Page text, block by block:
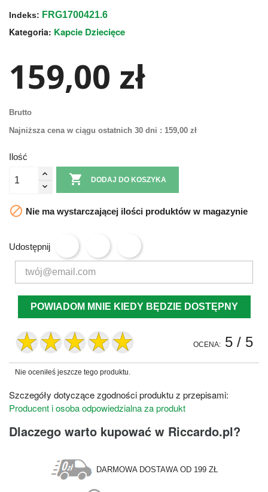
Indeks: FRG1700421.6
Kategoria: Kapcie Dziecięce
159,00 zł
Brutto
Najniższa cena w ciągu ostatnich 30 dni : 159,00 zł
Ilość
 DODAJ DO KOSZYKA
 Nie ma wystarczającej ilości produktów w magazynie
Udostępnij
POWIADOM MNIE KIEDY BĘDZIE DOSTĘPNY
OCENA: 5 / 5
Nie oceniłeś jeszcze tego produktu.
Szczegóły dotyczące zgodności produktu z przepisami:
Producent i osoba odpowiedzialna za produkt
Dlaczego warto kupować w Riccardo.pl?
DARMOWA DOSTAWA OD 199 ZŁ